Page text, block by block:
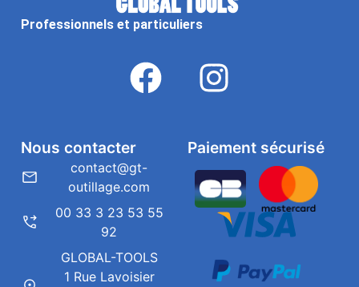
Professionnels et particuliers
Paiement sécurisé
Nous contacter
contact@gt-
outillage.com
00 33 3 23 53 55
92
GLOBAL-TOOLS
1 Rue Lavoisier